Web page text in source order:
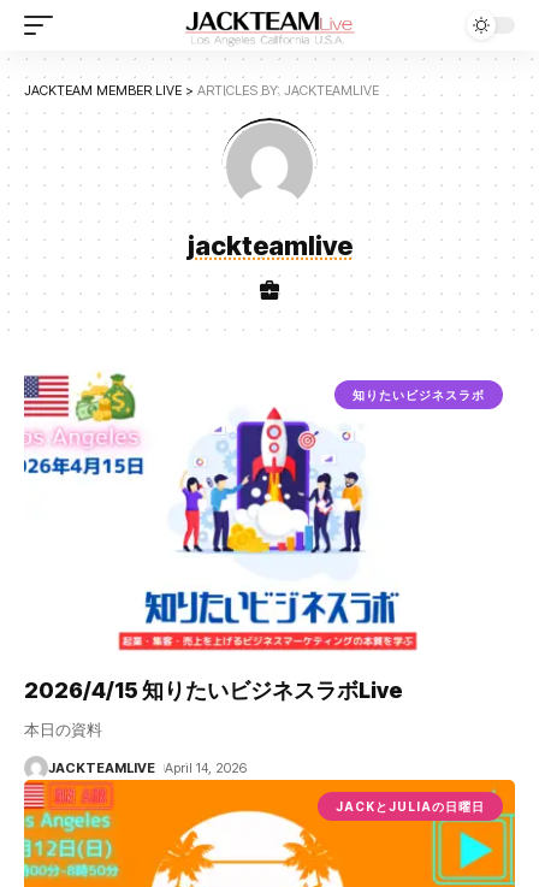
JACKTEAM MEMBER LIVE > ARTICLES BY: JACKTEAMLIVE
jackteamlive
知りたいビジネスラボ
2026/4/15 知りたいビジネスラボLive
本日の資料
JACKTEAMLIVE April 14, 2026
JACKとJULIAの日曜日